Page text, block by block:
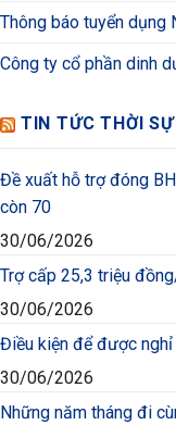
Thông báo tuyển dụng
Công ty cổ phần dinh
TIN TỨC THỜI
Đề xuất hỗ trợ đóng
còn 70
30/06/2026
Trợ cấp 25,3 triệu
30/06/2026
Điều kiện để được
30/06/2026
Những năm tháng đi